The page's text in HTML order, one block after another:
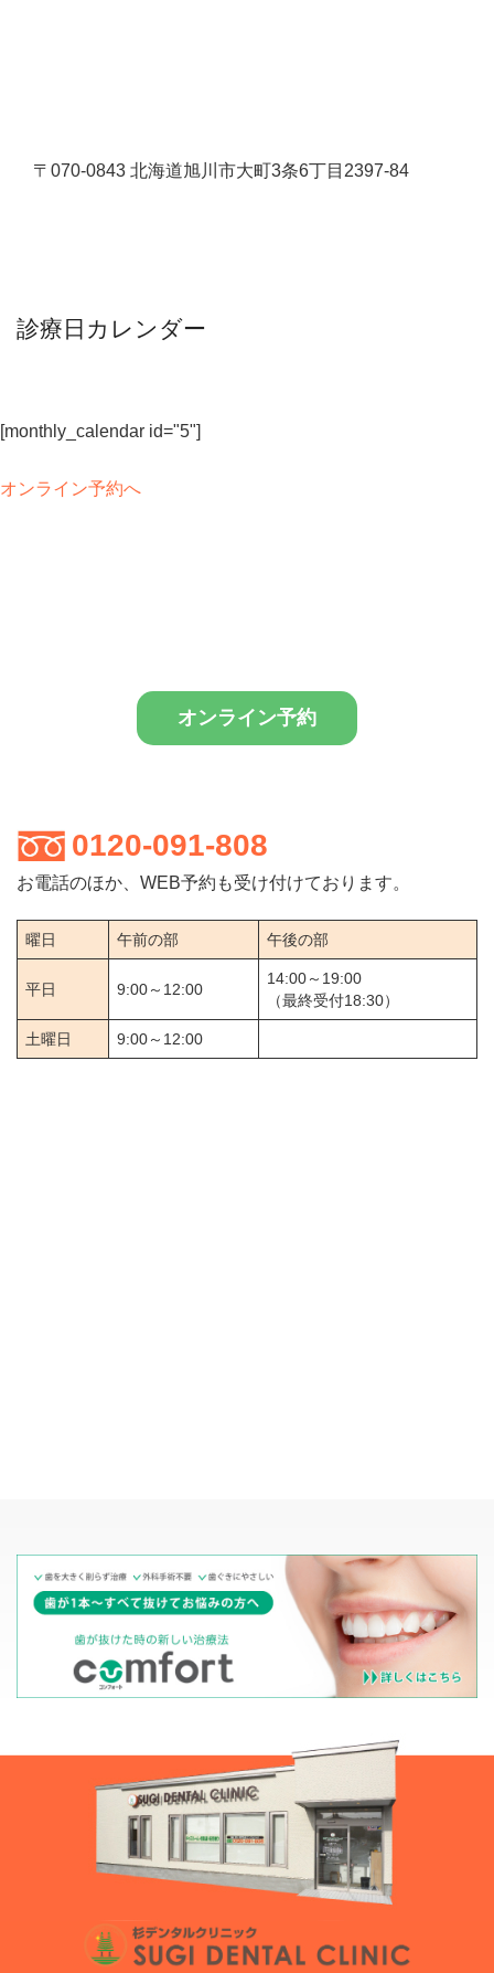
〒070-0843 北海道旭川市大町3条6丁目2397-84
診療日カレンダー
[monthly_calendar id="5"]
オンライン予約へ
オンライン予約
0120-091-808
お電話のほか、WEB予約も受け付けております。
曜日 午前の部 午後の部
平日 9:00～12:00
14:00～19:00
（最終受付18:30）
土曜日 9:00～12:00